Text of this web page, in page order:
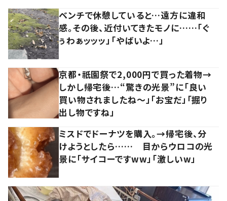
ベンチで休憩していると…遠方に違和
感。その後、近付いてきたモノに……「ぐ
ぅわぁッッッ」「やばいよ…」
京都・祇園祭で2,000円で買った着物→
しかし帰宅後…“驚きの光景”に「良い
買い物されましたね～」「お宝だ」「掘り
出し物ですね」
ミスドでドーナツを購入。→帰宅後、分
けようとしたら…… 目からウロコの光
景に「サイコーですww」「激しいw」